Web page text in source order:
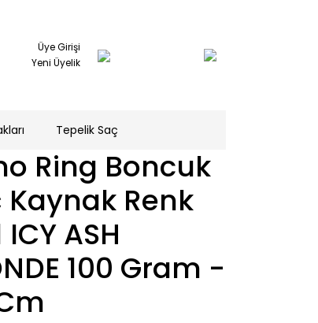
Üye Girişi
Yeni Üyelik
Tepelik Saç
Ring Boncuk
Kaynak Renk
ASH
100 Gram -